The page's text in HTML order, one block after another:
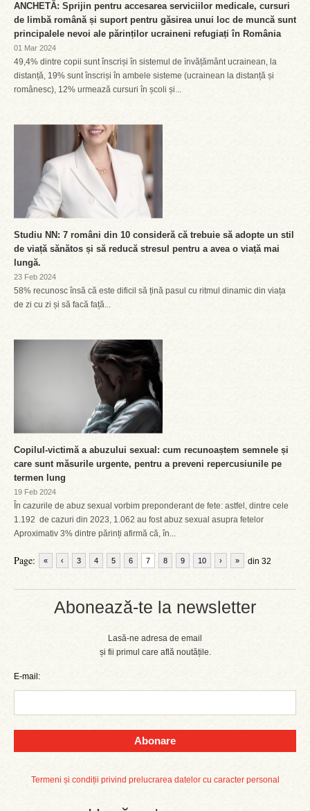
Abonează-te la newsletter
Lasă-ne adresa de email
și fii primul care află noutățile.
E-mail:
Abonare
Termeni și condiții privind prelucrarea datelor cu caracter personal
ANCHETĂ: Sprijin pentru accesarea serviciilor medicale, cursuri
de limbă română și suport pentru găsirea unui loc de muncă sunt
principalele nevoi ale părinților ucraineni refugiați în România
01 Mar 2024
49,4% dintre copii sunt înscriși în sistemul de învățământ ucrainean, la
distanță, 19% sunt înscriși în ambele sisteme (ucrainean la distanță și
românesc), 12% urmează cursuri în școli și...
Studiu NN: 7 români din 10 consideră că trebuie să adopte un stil
de viață sănătos și să reducă stresul pentru a avea o viață mai
lungă.
23 Feb 2024
58% recunosc însă că este dificil să țină pasul cu ritmul dinamic din viața
de zi cu zi și să facă față...
Copilul-victimă a abuzului sexual: cum recunoaștem semnele și
care sunt măsurile urgente, pentru a preveni repercusiunile pe
termen lung
19 Feb 2024
În cazurile de abuz sexual vorbim preponderant de fete: astfel, dintre cele
1.192 de cazuri din 2023, 1.062 au fost abuz sexual asupra fetelor
Aproximativ 3% dintre părinți afirmă că, în...
Page: « ‹ 3 4 5 6 7 8 9 10 din 32
› »